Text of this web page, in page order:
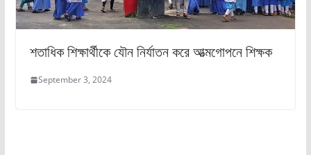
শতাধিক শিক্ষার্থীকে যৌন নির্যাতন করে আত্মগোপনে শিক্ষক
September 3, 2024